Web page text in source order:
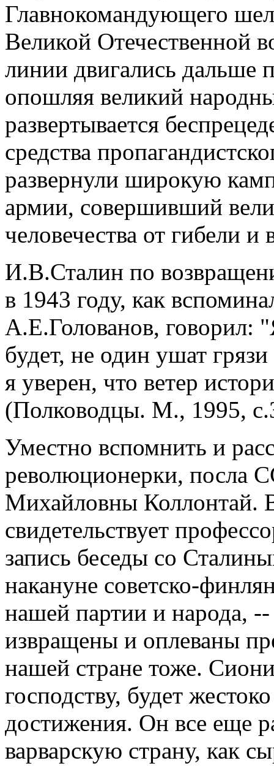
Главнокомандующего
Великой Отечественной
линии двигались дальше
опошляя великий
развертывается
средства
развернули широкую
армии, совершивший
человечества от гибели и
И.В.Сталин по
в 1943 году, как
А.Е.Голованов, говорил:
будет, не один ушат
я уверен, что ветер
(Полководцы. М., 1995,
Уместно вспомнить и
революционерки, посла
Михайловны Коллонтай.
свидетельствует
запись беседы со
накануне советско-
нашей партии и народа,
извращены и оплеваны
нашей стране тоже.
господству, будет
достижения. Он все еще
варварскую страну, как